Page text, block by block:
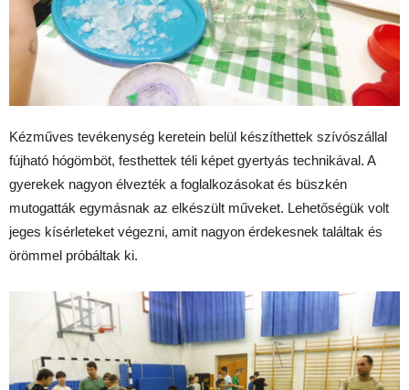
Kézműves tevékenység keretein belül készíthettek szívószállal
fújható hógömböt, festhettek téli képet gyertyás technikával. A
gyerekek nagyon élvezték a foglalkozásokat és büszkén
mutogatták egymásnak az elkészült műveket. Lehetőségük volt
jeges kísérleteket végezni, amit nagyon érdekesnek találtak és
örömmel próbáltak ki.